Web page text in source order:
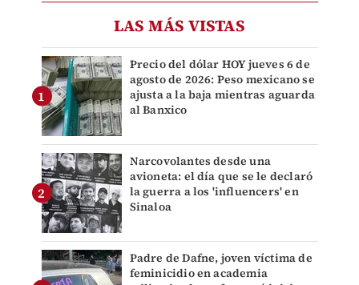
LAS MÁS VISTAS
Precio del dólar HOY jueves 6 de
agosto de 2026: Peso mexicano se
ajusta a la baja mientras aguarda
al Banxico
Narcovolantes desde una
avioneta: el día que se le declaró
la guerra a los 'influencers' en
Sinaloa
Padre de Dafne, joven víctima de
feminicidio en academia